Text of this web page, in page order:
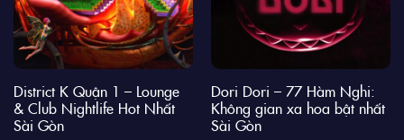
District K Quận 1 – Lounge
& Club Nightlife Hot Nhất
Sài Gòn
Dori Dori – 77 Hàm Nghi:
Không gian xa hoa bật nhất
Sài Gòn